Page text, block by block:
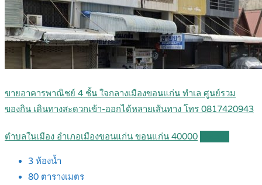
ขายอาคารพาณิชย์ 4 ชั้น ใจกลางเมืองขอนแก่น ทำเล ศูนย์รวม
ของกิน เดินทางสะดวกเข้า-ออกได้หลายเส้นทาง โทร 0817420943
ตำบลในเมือง อำเภอเมืองขอนแก่น ขอนแก่น 40000
3 ห้องน้ำ
80 ตารางเมตร